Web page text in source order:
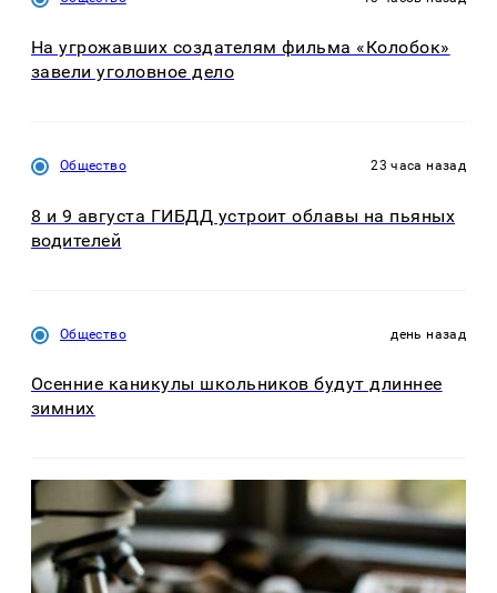
На угрожавших создателям фильма «Колобок»
завели уголовное дело
Общество 23 часа назад
8 и 9 августа ГИБДД устроит облавы на пьяных
водителей
Общество день назад
Осенние каникулы школьников будут длиннее
зимних